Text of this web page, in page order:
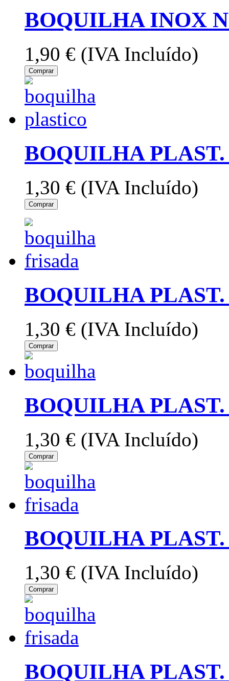
BOQUILHA INOX
1,90 € (IVA Incluído)
Comprar
BOQUILHA PLAST.
1,30 € (IVA Incluído)
Comprar
BOQUILHA
1,30 € (IVA Incluído)
Comprar
BOQUILHA
1,30 € (IVA Incluído)
Comprar
BOQUILHA
1,30 € (IVA Incluído)
Comprar
BOQUILHA